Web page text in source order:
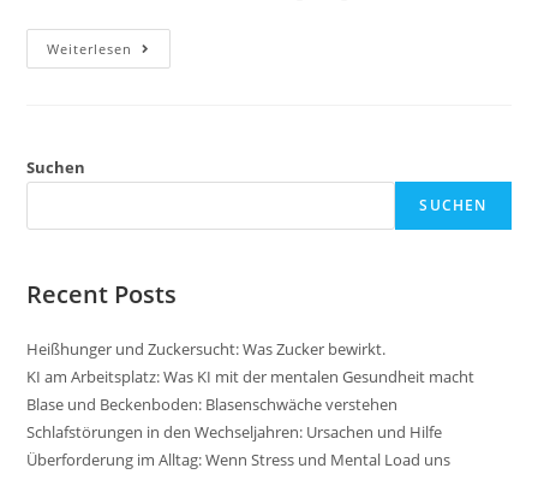
Weiterlesen Wohlfühlgewicht
In
Suchen
SUCHEN
Recent Posts
Heißhunger und Zuckersucht: Was Zucker bewirkt.
KI am Arbeitsplatz: Was KI mit der mentalen Gesundheit macht
Blase und Beckenboden: Blasenschwäche verstehen
Schlafstörungen in den Wechseljahren: Ursachen und Hilfe
Überforderung im Alltag: Wenn Stress und Mental Load uns